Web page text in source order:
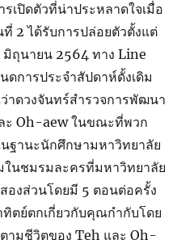
เปิดตัวที่น่าประหลาดใจเมื่อ
2 ได้รับการปล่อยตัวตั้งแต่
ถุนายน 2564 ทาง Line
การประจำสัปดาห์ดั้งเดิม
ดวงจันทร์สำรวจการพัฒนา
ะ Oh-aew ในขณะที่พวก
นฐานะนักศึกษามหาวิทยาลัย
ในชมรมละครที่มหาวิทยาลัย
องส่วนโดยมี 5 ตอนต่อครั้ง
ตย์ตกเกี่ยวกับคุณกำกับโดย
ามชีวิตของ Teh และ Oh-